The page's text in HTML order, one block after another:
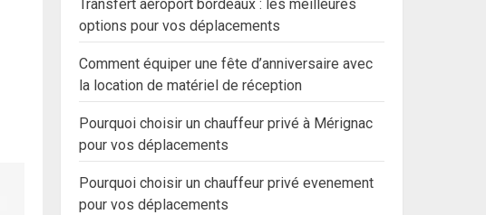
Transfert aéroport bordeaux : les meilleures
options pour vos déplacements
Comment équiper une fête d’anniversaire avec
la location de matériel de réception
Pourquoi choisir un chauffeur privé à Mérignac
pour vos déplacements
Pourquoi choisir un chauffeur privé evenement
pour vos déplacements